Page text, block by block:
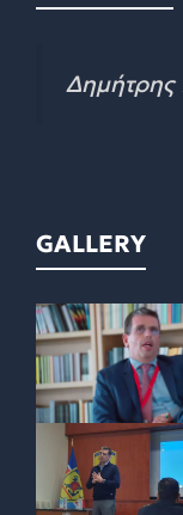
Δημήτρης
GALLERY